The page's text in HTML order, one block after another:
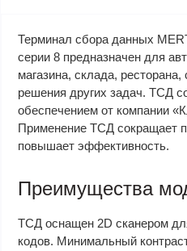
Терминал сбора данных
серии 8 предназначен для
магазина, склада,
решения других задач. ТСД
обеспечением от компании
Применение ТСД сокращает
повышает эффективность.
Преимущества
ТСД оснащен 2D сканером
кодов. Минимальный